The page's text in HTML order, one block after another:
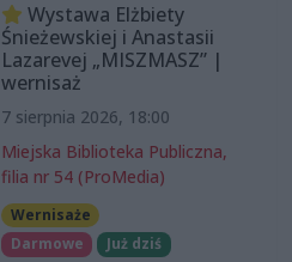
Wystawa Elżbiety
Śnieżewskiej i Anastasii
Lazarevej „MISZMASZ” |
wernisaż
7 sierpnia 2026, 18:00
Miejska Biblioteka Publiczna,
filia nr 54 (ProMedia)
Wernisaże
Darmowe
Już dziś